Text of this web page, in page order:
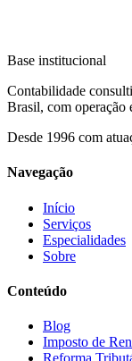
Base institucional
Contabilidade
Brasil, com operação
Desde 1996 com
Navegação
Início
Serviços
Especialidades
Sobre
Conteúdo
Blog
Imposto de